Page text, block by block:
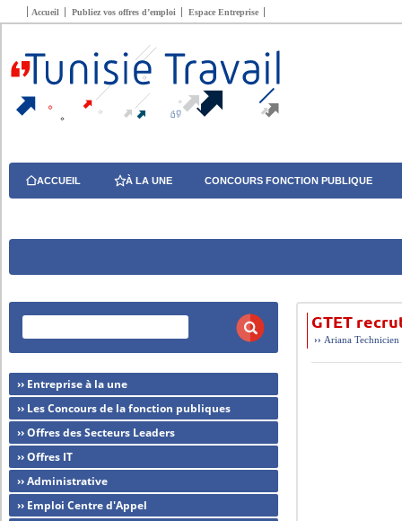
Accueil Publiez vos offres d’emploi Espace Entreprise
ACCUEIL À LA UNE CONCOURS FONCTION PUBLIQUE
GTET
›› Ariana Technicien
›› Entreprise à la une
›› Les Concours de la fonction publiques
›› Offres des Secteurs Leaders
›› Offres IT
›› Administrative
›› Emploi Centre d'Appel